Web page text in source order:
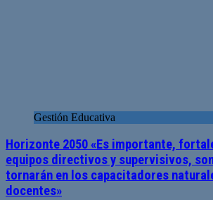
Gestión Educativa
Horizonte 2050 «Es importante,
equipos directivos y supervisivos,
tornarán en los capacitadores
docentes»